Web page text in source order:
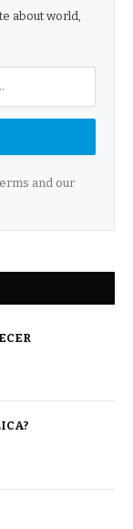
about world,
and our